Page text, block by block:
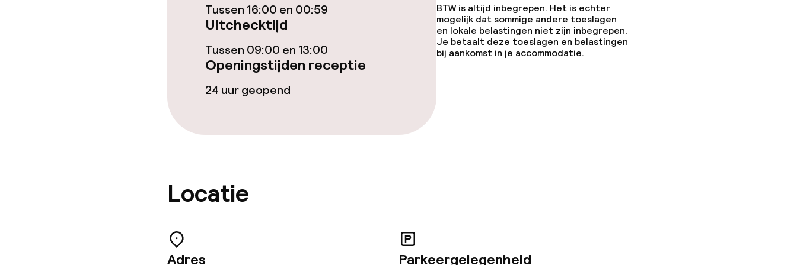
Roomservice
Schoonmaakvoorzieningen
Wasservice
Vergaderruimte
Beleid
Tussen 16:00 en 00:59
Uitchecktijd
Tussen 09:00 en 13:00
Openingstijden receptie
24 uur geopend
BTW is altijd inbegrepen. Het is echter
mogelijk dat sommige andere toeslagen
en lokale belastingen niet zijn inbegrepen.
Je betaalt deze toeslagen en belastingen
bij aankomst in je accommodatie.
Locatie
Adres Parkeergelegenheid